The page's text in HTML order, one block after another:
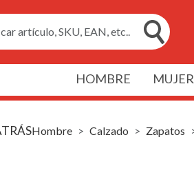
artículo, SKU, EAN, etc..
HOMBRE MUJER
Hombre Calzado Zapatos